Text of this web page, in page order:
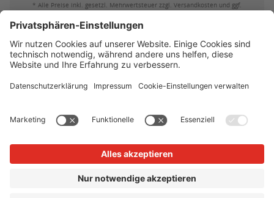
* Alle Preise inkl. gesetzl. Mehrwertsteuer zzgl. Versandkosten und ggf.
Batterieleistung & Entsorgung
Widerruf
Reklamationen
AGB
Datenschutz Impressum Vertrag widerrufen